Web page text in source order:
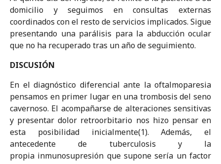
domicilio y seguimos en consultas externas
coordinados con el resto de servicios implicados. Sigue
presentando una parálisis para la abducción ocular
que no ha recuperado tras un año de seguimiento.
DISCUSIÓN
En el diagnóstico diferencial ante la oftalmoparesia
pensamos en primer lugar en una trombosis del seno
cavernoso. El acompañarse de alteraciones sensitivas
y presentar dolor retroorbitario nos hizo pensar en
esta posibilidad inicialmente(1). Además, el
antecedente de tuberculosis y la
propia inmunosupresión que supone sería un factor